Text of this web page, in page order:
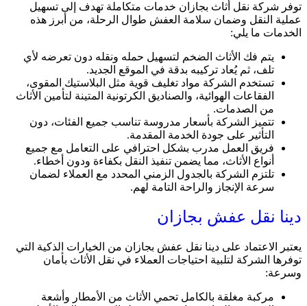
توفر شركة نقل أثاث بجازان خدمات متكاملة تهدف إلى تسهيل
عملية النقل وضمان سلامة العفش طوال الرحلة، من أبرز هذه
الخدمات ما يلي:
يتم فك الأثاث الضخم لتسهيل حمله ونقله دون تعرضه لأي
تلف، ثم يُعاد تركيبه بدقة في الموقع الجديد.
تستخدم الشركة مواد تغليف قوية مثل البلاستيك المقوى،
الفقاعات الهوائية، والصناديق الكرتونية المتينة لتأمين الأثاث
من الصدمات.
تتميز الشركة بأسعار مدروسة تناسب جميع الفئات، دون
التأثير على جودة الخدمة المقدمة.
فريق العمل مدرب بشكل احترافي على التعامل مع جميع
أنواع الأثاث، مما يضمن تنفيذ النقل بكفاءة ودون أخطاء.
تلتزم الشركة بالجدول الزمني المحدد مع العملاء لضمان
سرعة الإنجاز والراحة التامة لهم.
دينا نقل عفش بجازان
يعتبر الاعتماد على دينا نقل عفش بجازان من الخيارات الذكية التي
توفرها الشركة لتلبية احتياجات العملاء في نقل الأثاث بأمان
وسرعة:
مركبة مغلقة بالكامل تحمي الأثاث من الأمطار وأشعة